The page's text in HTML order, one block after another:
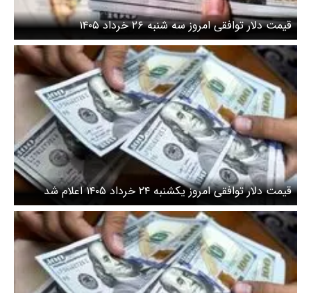
قیمت دلار توافقی امروز سه شنبه ۲۶ خرداد ۱۴۰۵
قیمت دلار توافقی امروز یکشنبه ۲۴ خرداد ۱۴۰۵ اعلام شد